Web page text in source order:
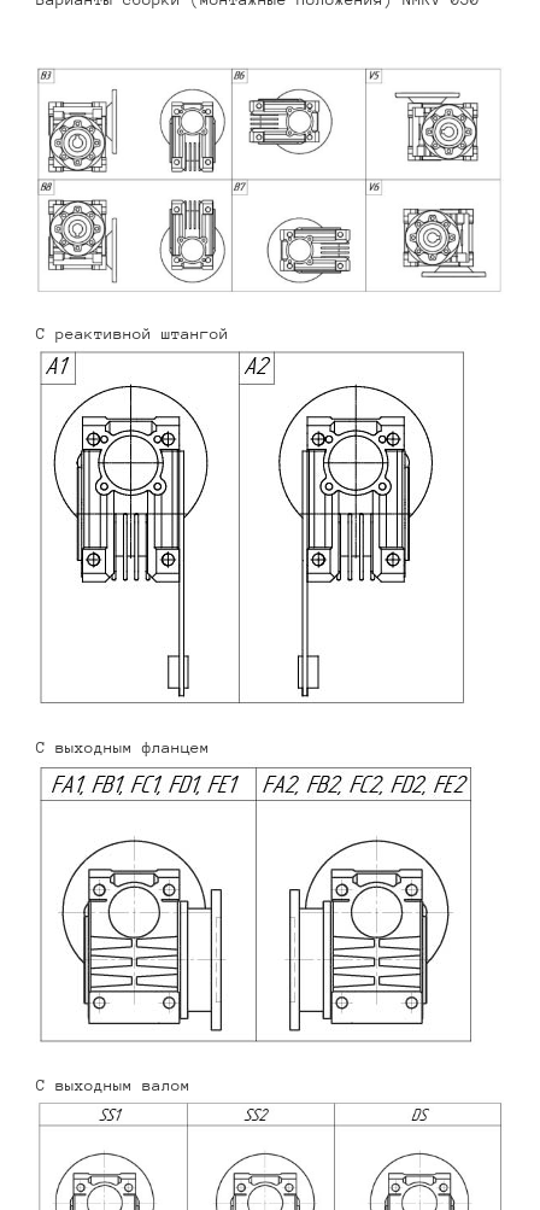
С реактивной штангой
С выходным фланцем
С выходным валом